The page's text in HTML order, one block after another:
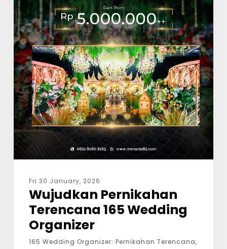
Fri 30 January, 2026
Wujudkan Pernikahan
Terencana 165 Wedding
Organizer
165 Wedding Organizer: Pernikahan Terencana,